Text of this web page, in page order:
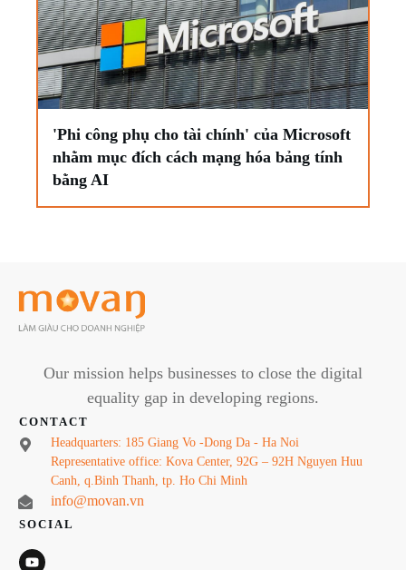
'Phi công phụ cho tài chính' của Microsoft
nhằm mục đích cách mạng hóa bảng tính
bằng AI
Our mission helps businesses to close the digital
equality gap in developing regions.
CONTACT
Headquarters: 185 Giang Vo -Dong Da - Ha Noi
Representative office: Kova Center, 92G – 92H Nguyen Huu
Canh, q.Binh Thanh, tp. Ho Chi Minh
info@movan.vn
SOCIAL